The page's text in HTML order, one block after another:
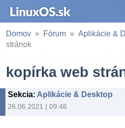
Domov Fórum Aplikácie &
stránok
kopírka web
Sekcia: Aplikácie & Desktop
26.06.2021 | 09:46